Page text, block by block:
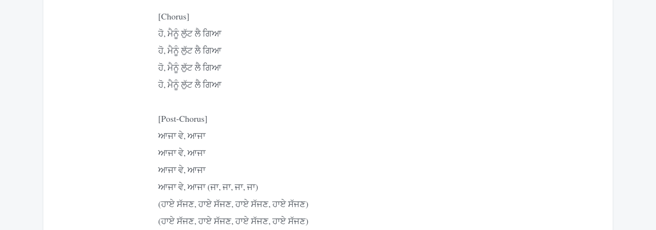
[Chorus]
ਹੋ, ਮੈਨੂੰ ਲੁੱਟ ਲੈ ਗਿਆ
ਹੋ, ਮੈਨੂੰ ਲੁੱਟ ਲੈ ਗਿਆ
ਹੋ, ਮੈਨੂੰ ਲੁੱਟ ਲੈ ਗਿਆ
ਹੋ, ਮੈਨੂੰ ਲੁੱਟ ਲੈ ਗਿਆ
[Post-Chorus]
ਆਜਾ ਵੇ, ਆਜਾ
ਆਜਾ ਵੇ, ਆਜਾ
ਆਜਾ ਵੇ, ਆਜਾ
ਆਜਾ ਵੇ, ਆਜਾ (ਜਾ, ਜਾ, ਜਾ, ਜਾ)
(ਹਾਏ ਸੱਜਣ, ਹਾਏ ਸੱਜਣ, ਹਾਏ ਸੱਜਣ, ਹਾਏ ਸੱਜਣ)
(ਹਾਏ ਸੱਜਣ, ਹਾਏ ਸੱਜਣ, ਹਾਏ ਸੱਜਣ, ਹਾਏ ਸੱਜਣ)